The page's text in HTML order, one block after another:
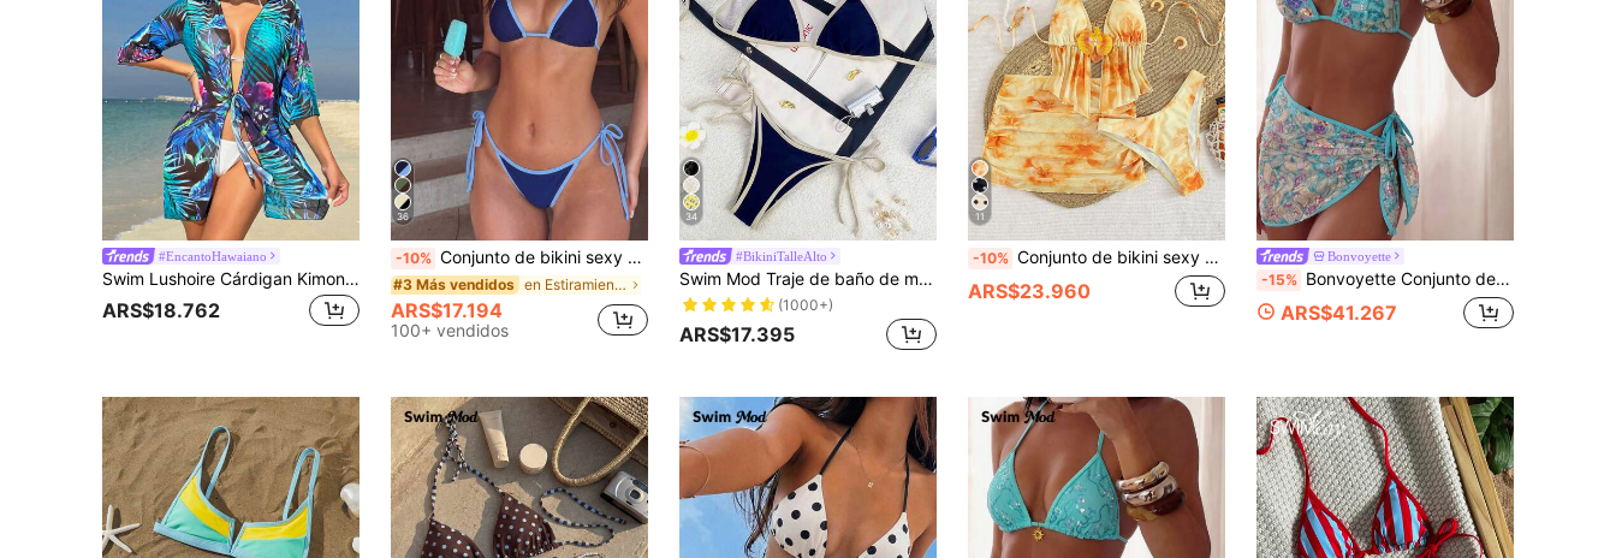
#EncantoHawaiano
Swim Lushoire Cárdigan Kimono Impreso Tropical Para Mujeres, Carnaval
ARS$18.762
36
-10% Conjunto de bikini sexy con cuello halter y lazo de color contrastante para mujer, traje de baño de moda y cómodo para vacaciones de verano en la playa, Vacationcore
#3 Más vendidos en Estiramiento Alto Ropa de playa para mujeres
ARS$17.194
100+ vendidos
34
#BikiniTalleAlto
Swim Mod Traje de baño de mujer Primavera/Verano 2026, conjunto de bikini con tiras de espagueti, cuello halter, bloques de color azul y blanco, sexy, con lazos laterales y tanga para vacaciones
(1000+)
ARS$17.395
11
-10% Conjunto de bikini sexy con tirantes finos y estampado aleatorio para mujer 2026, atuendo de verano, elegante, Día de San Valentín, playa, vacaciones, casual, único, conjunto de verano, conjunto de vacaciones de verano, primavera, conjunto de Día de San Valentín para mujer, carnaval, ropa de resort
ARS$23.960
Bonvoyette
-15% Bonvoyette Conjunto de 3 piezas para vacaciones de playa en primavera/verano con top de bikini triángulo halter de tela texturizada con lentejuelas y decoración de perlas, braguita de bikini con lazo lateral y minifalda de lentejuelas, traje de baño sexy para mujer
ARS$41.267